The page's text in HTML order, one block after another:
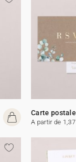
Carte
A partir de